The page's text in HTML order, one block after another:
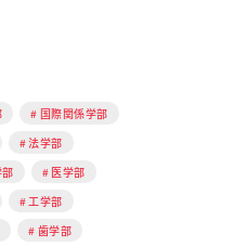
国際関係学部
法学部
医学部
工学部
歯学部